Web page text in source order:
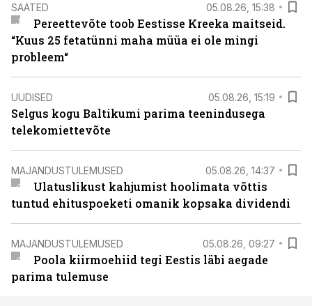
SAATED 05.08.26, 15:38
Pereettevõte toob Eestisse Kreeka maitseid.
“Kuus 25 fetatünni maha müüa ei ole mingi
probleem“
UUDISED 05.08.26, 15:19
Selgus kogu Baltikumi parima teenindusega
telekomiettevõte
MAJANDUSTULEMUSED 05.08.26, 14:37
Ulatuslikust kahjumist hoolimata võttis
tuntud ehituspoeketi omanik kopsaka dividendi
MAJANDUSTULEMUSED 05.08.26, 09:27
Poola kiirmoehiid tegi Eestis läbi aegade
parima tulemuse